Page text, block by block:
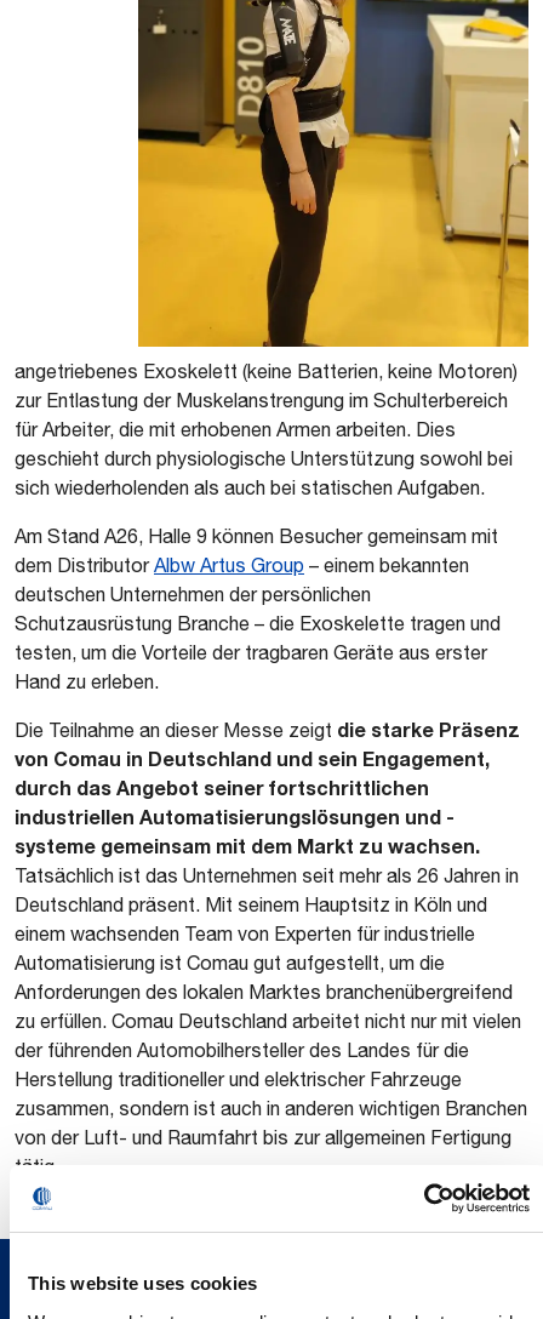
This website uses cookies
angetriebenes Exoskelett (keine Batterien, keine Motoren)
zur Entlastung der Muskelanstrengung im Schulterbereich
für Arbeiter, die mit erhobenen Armen arbeiten. Dies
geschieht durch physiologische Unterstützung sowohl bei
sich wiederholenden als auch bei statischen Aufgaben.
Am Stand A26, Halle 9 können Besucher gemeinsam mit
dem DistributorAlbw Artus Group – einem bekannten
deutschen Unternehmen der persönlichen
Schutzausrüstung Branche – die Exoskelette tragen und
testen, um die Vorteile der tragbaren Geräte aus erster
Hand zu erleben.
Die Teilnahme an dieser Messe zeigt die starke Präsenz
von Comau in Deutschland und sein Engagement,
durch das Angebot seiner fortschrittlichen
industriellen Automatisierungslösungen und -
systeme gemeinsam mit dem Markt zu wachsen.
Tatsächlich ist das Unternehmen seit mehr als 26 Jahren in
Deutschland präsent. Mit seinem Hauptsitz in Köln und
einem wachsenden Team von Experten für industrielle
Automatisierung ist Comau gut aufgestellt, um die
Anforderungen des lokalen Marktes branchenübergreifend
zu erfüllen. Comau Deutschland arbeitet nicht nur mit vielen
der führenden Automobilhersteller des Landes für die
Herstellung traditioneller und elektrischer Fahrzeuge
zusammen, sondern ist auch in anderen wichtigen Branchen
von der Luft- und Raumfahrt bis zur allgemeinen Fertigung
tätig.